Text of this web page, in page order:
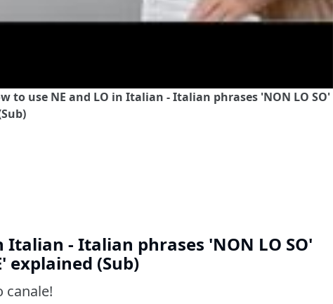
to use NE and LO in Italian - Italian phrases 'NON LO SO'
Italian - Italian phrases 'NON LO SO'
explained (Sub)
canale!